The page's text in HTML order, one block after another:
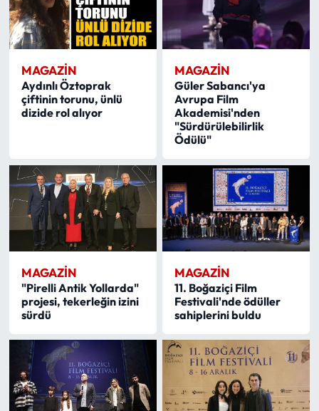
MAGAZİN
Aydınlı Öztoprak
çiftinin torunu, ünlü
dizide rol alıyor
MAGAZİN
Güler Sabancı'ya
Avrupa Film
Akademisi'nden
"Sürdürülebilirlik
Ödülü"
MAGAZİN
"Pirelli Antik Yollarda"
projesi, tekerleğin izini
sürdü
MAGAZİN
11. Boğaziçi Film
Festivali'nde ödüller
sahiplerini buldu